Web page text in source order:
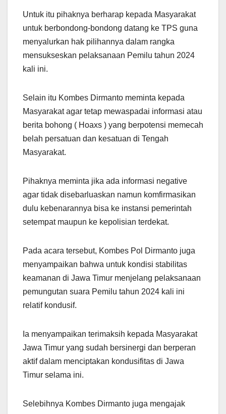
Untuk itu pihaknya berharap kepada Masyarakat
untuk berbondong-bondong datang ke TPS guna
menyalurkan hak pilihannya dalam rangka
mensukseskan pelaksanaan Pemilu tahun 2024
kali ini.
Selain itu Kombes Dirmanto meminta kepada
Masyarakat agar tetap mewaspadai informasi atau
berita bohong ( Hoaxs ) yang berpotensi memecah
belah persatuan dan kesatuan di Tengah
Masyarakat.
Pihaknya meminta jika ada informasi negative
agar tidak disebarluaskan namun komfirmasikan
dulu kebenarannya bisa ke instansi pemerintah
setempat maupun ke kepolisian terdekat.
Pada acara tersebut, Kombes Pol Dirmanto juga
menyampaikan bahwa untuk kondisi stabilitas
keamanan di Jawa Timur menjelang pelaksanaan
pemungutan suara Pemilu tahun 2024 kali ini
relatif kondusif.
Ia menyampaikan terimaksih kepada Masyarakat
Jawa Timur yang sudah bersinergi dan berperan
aktif dalam menciptakan kondusifitas di Jawa
Timur selama ini.
Selebihnya Kombes Dirmanto juga mengajak